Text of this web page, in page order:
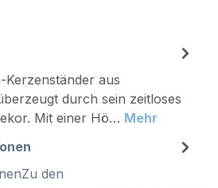
Kerzenständer aus
durch sein zeitloses
Mit einer Hö… Mehr
den